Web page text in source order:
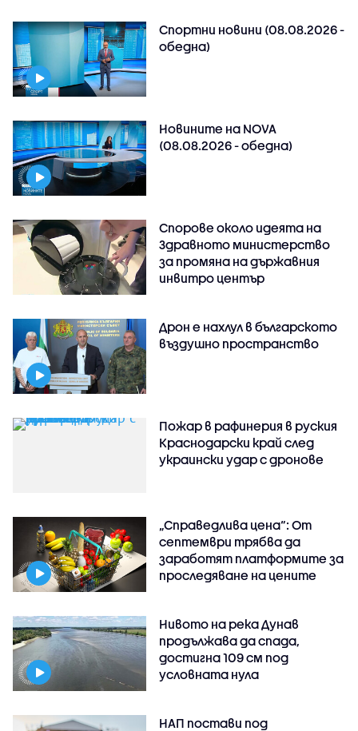
Спортни новини (08.08.2026 -
обедна)
Новините на NOVA
(08.08.2026 - обедна)
Спорове около идеята на
Здравното министерство
за промяна на държавния
инвитро център
Дрон е нахлул в българското
въздушно пространство
Пожар в рафинерия в руския
Краснодарски край след
украински удар с дронове
„Справедлива цена“: От
септември трябва да
заработят платформите за
проследяване на цените
Нивото на река Дунав
продължава да спада,
достигна 109 см под
условната нула
НАП постави под